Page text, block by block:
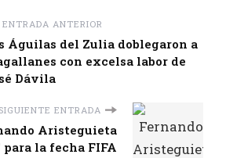
ENTRADA ANTERIOR
Águilas del Zulia doblegaron a
con excelsa labor de
Dávila
SIGUIENTE ENTRADA
Aristeguieta
para la fecha FIFA